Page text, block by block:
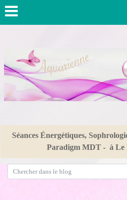
Séances Énergétiques,
Paradigm MDT - à Le